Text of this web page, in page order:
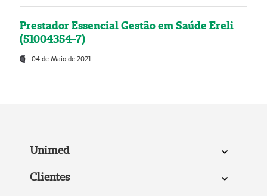
Prestador Essencial Gestão em Saúde Ereli
(51004354-7)
04 de Maio de 2021
Unimed
Clientes